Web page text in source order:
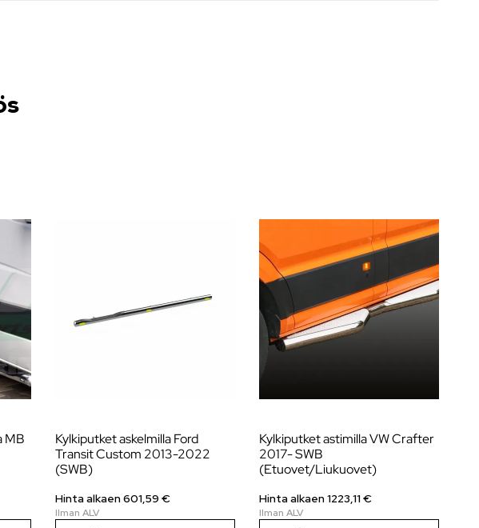
MB
Kylkiputket askelmilla Ford
Transit Custom 2013-2022
(SWB)
Hinta alkaen601,59€
Kylkiputket astimilla VW Crafter
2017- SWB
(Etuovet/Liukuovet)
Hinta alkaen 1223,11 €